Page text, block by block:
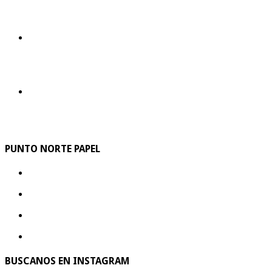
PUNTO NORTE PAPEL
BUSCANOS EN INSTAGRAM